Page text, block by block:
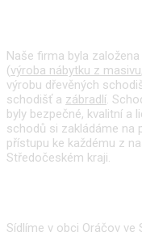
Naše firma byla
(výroba nábytku z masivu
výrobu dřevěných
schodišť a zábradlí.
byly bezpečné, kvalitní a
schodů si zakládáme na
přístupu ke každému z
Středočeském kraji.
Sídlíme v obci Oráčov ve